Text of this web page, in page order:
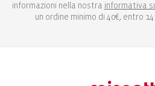
informazioni nella nostra informativa
un ordine minimo di 40€, entro